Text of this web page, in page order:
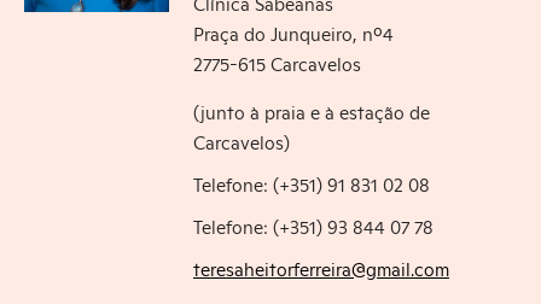
Praça do Junqueiro, nº4
2775-615 Carcavelos
(junto à praia e à estação de
Carcavelos)
Telefone: (+351) 91 831 02 08
Telefone: (+351) 93 844 07 78
teresaheitorferreira@gmail.com